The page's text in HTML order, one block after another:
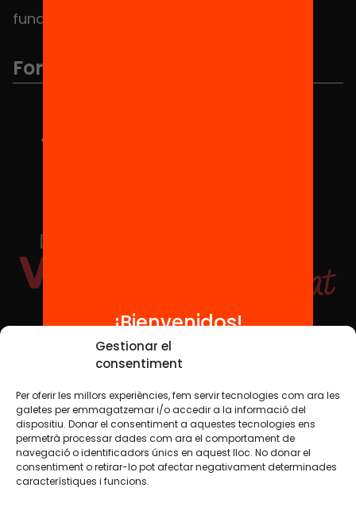
Gestionar el
consentiment
Per oferir les millors experiències, fem servir tecnologies com ara les
galetes per emmagatzemar i/o accedir a la informació del
dispositiu. Donar el consentiment a aquestes tecnologies ens
permetrà processar dades com ara el comportament de
navegació o identificadors únics en aquest lloc. No donar el
consentiment o retirar-lo pot afectar negativament determinades
característiques i funcions.
fundacio@equitat.org
Formamos parte de...
Redes sociales
TWT YTB IG FB IN
Aviso legalPolítica de cookies
¡Bienvenidos!